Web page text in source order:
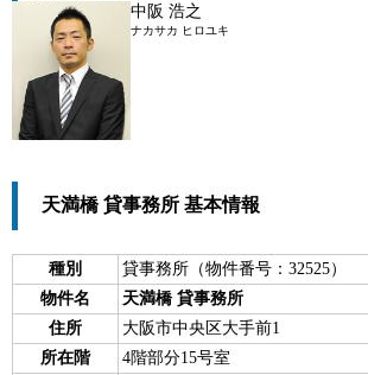
中阪 浩之
ナカサカ ヒロユキ
天満橋 貸事務所 基本情報
種別
貸事務所（物件番号：32525）
物件名
天満橋 貸事務所
住所
大阪市中央区大手前1
所在階
4階部分15号室